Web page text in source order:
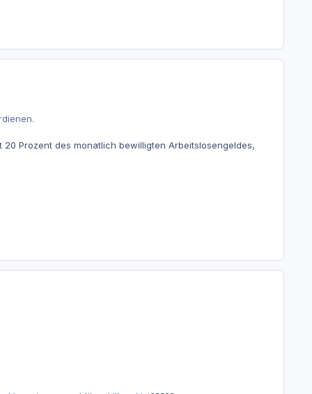
Prozent des monatlich bewilligten Arbeitslosengeldes,